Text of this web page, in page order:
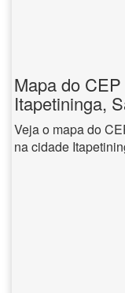
Mapa do
Itapetininga,
Veja o mapa do
na cidade